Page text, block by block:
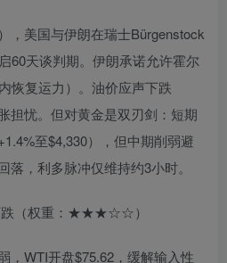
，美国与伊朗在瑞士Bürgenstock
60天谈判期。伊朗承诺允许霍尔
恢复运力）。油价应声下跌
担忧。但对黄金是双刃剑：短期
至$4,330），但中期削弱避
，利多脉冲仅维持约3小时。
跌（权重：★★★☆☆）
，WTI开盘$75.62，缓解输入性